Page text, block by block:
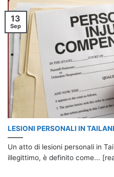
LESIONI PERSONALI IN
Un atto di lesioni personali in
illegittimo, è definito come...
13
Sep